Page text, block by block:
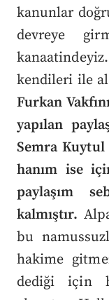
kanunlar
devreye
kendileri ile
Furkan
yapılan
Semra Kuytul
hanım ise
paylaşım
kalmıştır.
bu
hakime
dediği için